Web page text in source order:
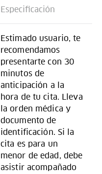
Especificación
Estimado usuario, te
recomendamos
presentarte con 30
minutos de
anticipación a la
hora de tu cita. Lleva
la orden médica y
documento de
identificación. Si la
cita es para un
menor de edad, debe
asistir acompañado